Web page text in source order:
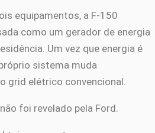
equipamentos, a F-150
como um gerador de energia
Um vez que energia é
sistema muda
grid elétrico convencional.
foi revelado pela Ford.